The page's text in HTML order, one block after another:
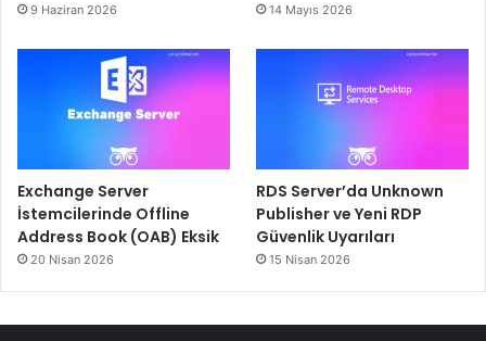
9 Haziran 2026 14 Mayıs 2026
Exchange Server
İstemcilerinde Offline
Address Book (OAB) Eksik
20 Nisan 2026
RDS Server’da Unknown
Publisher ve Yeni RDP
Güvenlik Uyarıları
15 Nisan 2026